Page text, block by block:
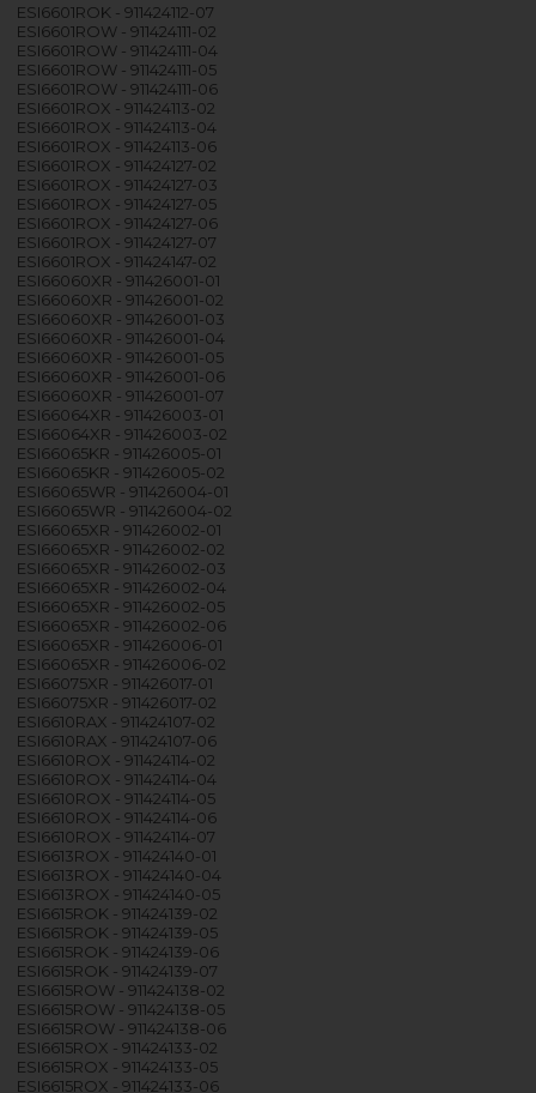
ESI6601ROK - 911424112-07
ESI6601ROW - 911424111-02
ESI6601ROW - 911424111-04
ESI6601ROW - 911424111-05
ESI6601ROW - 911424111-06
ESI6601ROX - 911424113-02
ESI6601ROX - 911424113-04
ESI6601ROX - 911424113-06
ESI6601ROX - 911424127-02
ESI6601ROX - 911424127-03
ESI6601ROX - 911424127-05
ESI6601ROX - 911424127-06
ESI6601ROX - 911424127-07
ESI6601ROX - 911424147-02
ESI66060XR - 911426001-01
ESI66060XR - 911426001-02
ESI66060XR - 911426001-03
ESI66060XR - 911426001-04
ESI66060XR - 911426001-05
ESI66060XR - 911426001-06
ESI66060XR - 911426001-07
ESI66064XR - 911426003-01
ESI66064XR - 911426003-02
ESI66065KR - 911426005-01
ESI66065KR - 911426005-02
ESI66065WR - 911426004-01
ESI66065WR - 911426004-02
ESI66065XR - 911426002-01
ESI66065XR - 911426002-02
ESI66065XR - 911426002-03
ESI66065XR - 911426002-04
ESI66065XR - 911426002-05
ESI66065XR - 911426002-06
ESI66065XR - 911426006-01
ESI66065XR - 911426006-02
ESI66075XR - 911426017-01
ESI66075XR - 911426017-02
ESI6610RAX - 911424107-02
ESI6610RAX - 911424107-06
ESI6610ROX - 911424114-02
ESI6610ROX - 911424114-04
ESI6610ROX - 911424114-05
ESI6610ROX - 911424114-06
ESI6610ROX - 911424114-07
ESI6613ROX - 911424140-01
ESI6613ROX - 911424140-04
ESI6613ROX - 911424140-05
ESI6615ROK - 911424139-02
ESI6615ROK - 911424139-05
ESI6615ROK - 911424139-06
ESI6615ROK - 911424139-07
ESI6615ROW - 911424138-02
ESI6615ROW - 911424138-05
ESI6615ROW - 911424138-06
ESI6615ROX - 911424133-02
ESI6615ROX - 911424133-05
ESI6615ROX - 911424133-06